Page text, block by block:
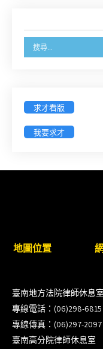
簡章及報名表件
戳為憑)】
入校扎根計畫講
新竹律師公會8/
步）
8/22~23「平反再
【重要公告】115
訓課程（雲嘉南
本會訂於115年8
求才看版
我要求才
地圖位置
臺南地方法院律師休息室
專線電話：(06)298-6815
專線傳真：(06)297-2097
臺南高分院律師休息室